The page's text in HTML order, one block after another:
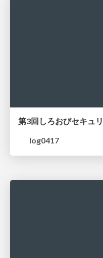
第3回しろおびセキュ
log0417